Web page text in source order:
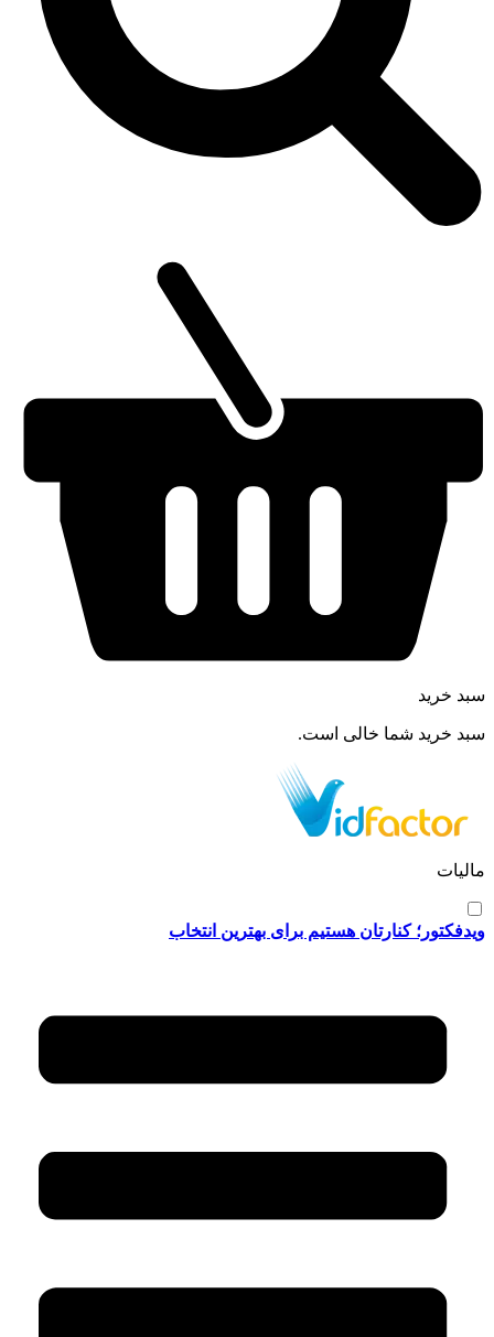
سبد خرید
سبد خرید شما خالی است.
مالیات
ویدفکتور؛ کنارتان هستیم برای بهترین انتخاب